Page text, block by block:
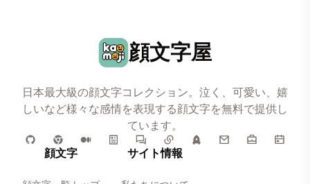
顔文字屋
日本最大級の顔文字コレクション。泣く、可愛い、嬉
しいなど様々な感情を表現する顔文字を無料で提供し
ています。
顔文字 サイト情報